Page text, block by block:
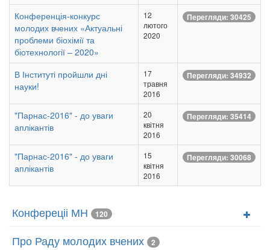
Конференція-конкурс
молодих вчених «Актуальні
проблеми біохімії та
біотехнології – 2020»
12
лютого
2020
Перегляди: 30425
В Інституті пройшли дні
науки!
17
травня
2016
Перегляди: 34932
"Парнас-2016" - до уваги
аплікантів
20
квітня
2016
Перегляди: 35414
"Парнас-2016" - до уваги
аплікантів
15
квітня
2016
Перегляди: 30068
Конфереціі МН 120
Про Раду молодих вчених 2